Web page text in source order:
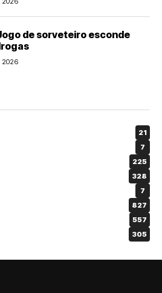
de sorveteiro esconde
2026
21
7
225
328
7
827
557
305